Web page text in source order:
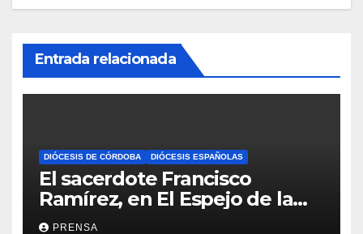
Entrada relacionada
DIÓCESIS DE CÓRDOBA DIÓCESIS ESPAÑOLAS
El sacerdote Francisco
Ramírez, en El Espejo de la
Iglesia
PRENSA